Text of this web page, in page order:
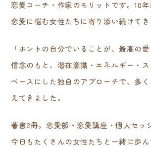
恋愛コーチ・作家のモリットです。10年
恋愛に悩む女性たちに寄り添い続けてき
「ホントの自分でいることが、最高の
信念のもと、潜在意識・エネルギー・
ベースにした独自のアプローチで、多
えてきました。
著書2冊。恋愛部・恋愛講座・個人セッ
今日もたくさんの女性たちと一緒に歩ん